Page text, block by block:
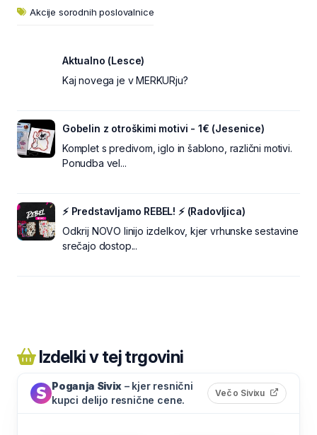
Akcije sorodnih poslovalnice
Aktualno (Lesce)
Kaj novega je v MERKURju?
Gobelin z otroškimi motivi - 1€ (Jesenice)
Komplet s predivom, iglo in šablono, različni motivi.
Ponudba vel...
⚡ Predstavljamo REBEL! ⚡ (Radovljica)
Odkrij NOVO linijo izdelkov, kjer vrhunske sestavine
srečajo dostop...
Izdelki v tej trgovini
Poganja Sivix – kjer resnični
kupci delijo resnične cene.
Več o Sivixu (odpre